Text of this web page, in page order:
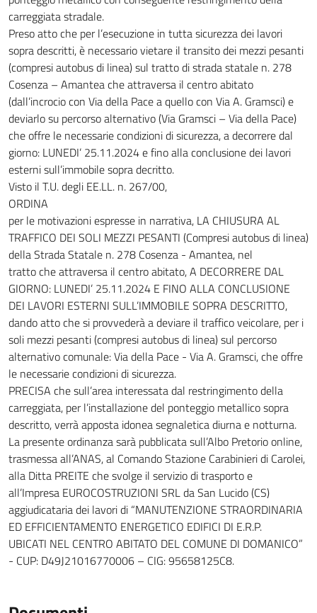
carreggiata stradale.
Preso atto che per l’esecuzione in tutta sicurezza dei lavori
sopra descritti, è necessario vietare il transito dei mezzi pesanti
(compresi autobus di linea) sul tratto di strada statale n. 278
Cosenza – Amantea che attraversa il centro abitato
(dall’incrocio con Via della Pace a quello con Via A. Gramsci) e
deviarlo su percorso alternativo (Via Gramsci – Via della Pace)
che offre le necessarie condizioni di sicurezza, a decorrere dal
giorno: LUNEDI’ 25.11.2024 e fino alla conclusione dei lavori
esterni sull’immobile sopra decritto.
Visto il T.U. degli EE.LL. n. 267/00,
ORDINA
per le motivazioni espresse in narrativa, LA CHIUSURA AL
TRAFFICO DEI SOLI MEZZI PESANTI (Compresi autobus di linea)
della Strada Statale n. 278 Cosenza - Amantea, nel
tratto che attraversa il centro abitato, A DECORRERE DAL
GIORNO: LUNEDI’ 25.11.2024 E FINO ALLA CONCLUSIONE
DEI LAVORI ESTERNI SULL’IMMOBILE SOPRA DESCRITTO,
dando atto che si provvederà a deviare il traffico veicolare, per i
soli mezzi pesanti (compresi autobus di linea) sul percorso
alternativo comunale: Via della Pace - Via A. Gramsci, che offre
le necessarie condizioni di sicurezza.
PRECISA che sull’area interessata dal restringimento della
carreggiata, per l’installazione del ponteggio metallico sopra
descritto, verrà apposta idonea segnaletica diurna e notturna.
La presente ordinanza sarà pubblicata sull’Albo Pretorio online,
trasmessa all’ANAS, al Comando Stazione Carabinieri di Carolei,
alla Ditta PREITE che svolge il servizio di trasporto e
all’Impresa EUROCOSTRUZIONI SRL da San Lucido (CS)
aggiudicataria dei lavori di “MANUTENZIONE STRAORDINARIA
ED EFFICIENTAMENTO ENERGETICO EDIFICI DI E.R.P.
UBICATI NEL CENTRO ABITATO DEL COMUNE DI DOMANICO”
- CUP: D49J21016770006 – CIG: 95658125C8.